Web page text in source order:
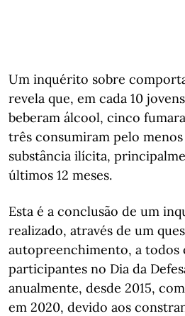
Um inquérito sobre
revela que, em cada 10
beberam álcool, cinco
três consumiram pelo menos
substância ilícita,
últimos 12 meses.
Esta é a conclusão de um
realizado, através de um
autopreenchimento, a todos
participantes no Dia da
anualmente, desde 2015,
em 2020, devido aos